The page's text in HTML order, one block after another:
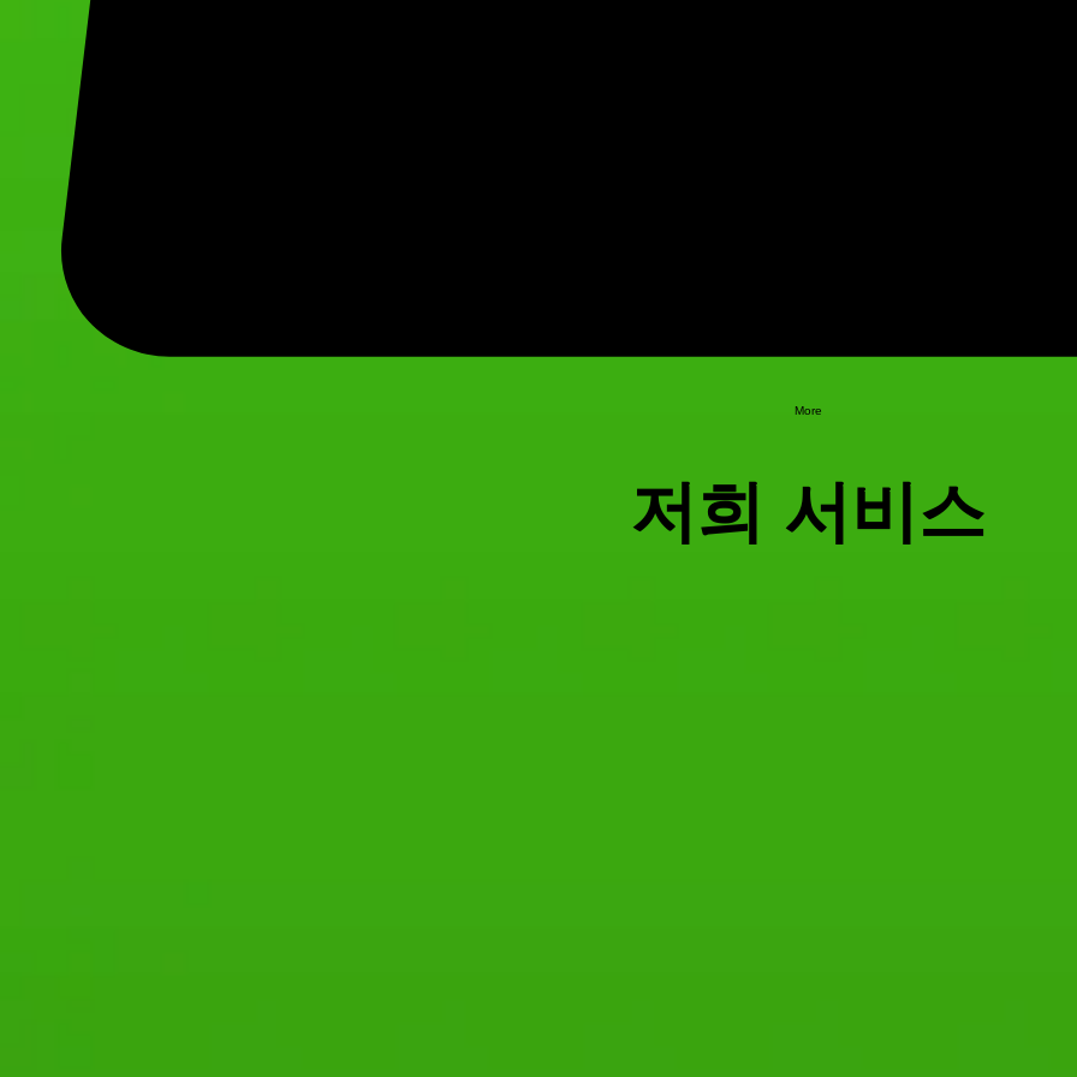
More
저희 서비스